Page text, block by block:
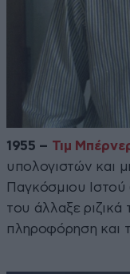
1955 – Τιμ
υπολογιστών και
Παγκόσμιου
του άλλαξε ριζικά
πληροφόρηση και